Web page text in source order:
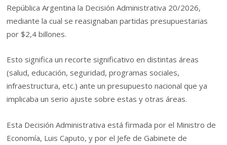
República Argentina la Decisión Administrativa 20/2026,
mediante la cual se reasignaban partidas presupuestarias
por $2,4 billones.
Esto significa un recorte significativo en distintas áreas
(salud, educación, seguridad, programas sociales,
infraestructura, etc.) ante un presupuesto nacional que ya
implicaba un serio ajuste sobre estas y otras áreas.
Esta Decisión Administrativa está firmada por el Ministro de
Economía, Luis Caputo, y por el Jefe de Gabinete de